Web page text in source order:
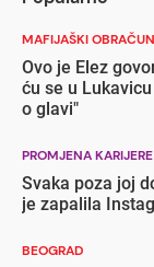
MAFIJAŠKI OBRAČUN
Ovo je Elez
ću se u
o glavi"
PROMJENA KARIJERE
Svaka poza joj
je zapalila
BEOGRAD